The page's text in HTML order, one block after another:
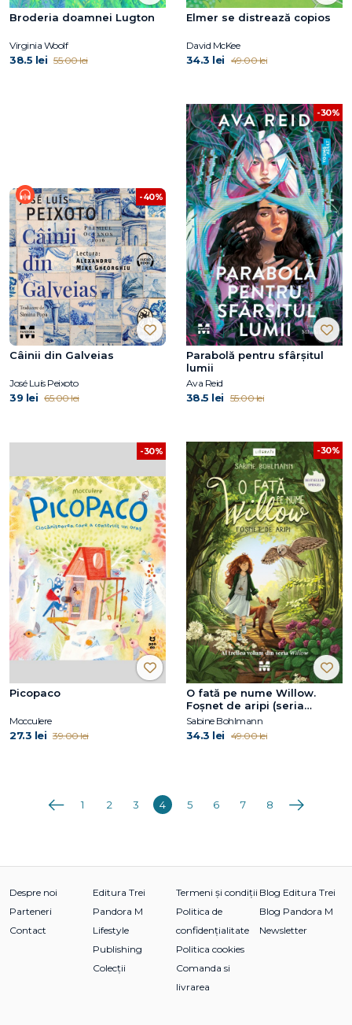
Broderia doamnei Lugton
Virginia Woolf
38.5 lei 55.00 lei
Elmer se distrează copios
David McKee
34.3 lei 49.00 lei
-40%
Câinii din Galveias
José Luís Peixoto
39 lei 65.00 lei
-30%
Parabolă pentru sfârșitul
lumii
Ava Reid
38.5 lei 55.00 lei
-30%
Picopaco
Mocculere
27.3 lei 39.00 lei
-30%
O fată pe nume Willow.
Foșnet de aripi (seria
Willow, vol.3)
Sabine Bohlmann
34.3 lei 49.00 lei
Anterioara
1 2 3 4 5 6 7 8 Următoarea
Despre noi
Parteneri
Contact
Editura Trei
Pandora M
Lifestyle
Publishing
Colecții
Termeni și condiții
Politica de
confidențialitate
Politica cookies
Comanda si
livrarea
Blog Editura Trei
Blog Pandora M
Newsletter